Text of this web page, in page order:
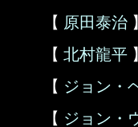
【 原田泰治 】
【 北村龍平 】
【 ジョン・
【 ジョン・